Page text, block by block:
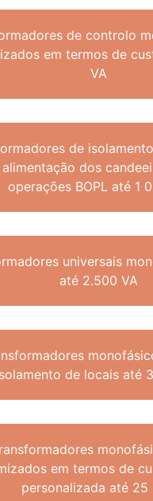
de controlo
em termos de
VA
de
dos
operações BOPL até 1
universais
até 2.500 VA
de locais até
em termos de
personalizada até 25